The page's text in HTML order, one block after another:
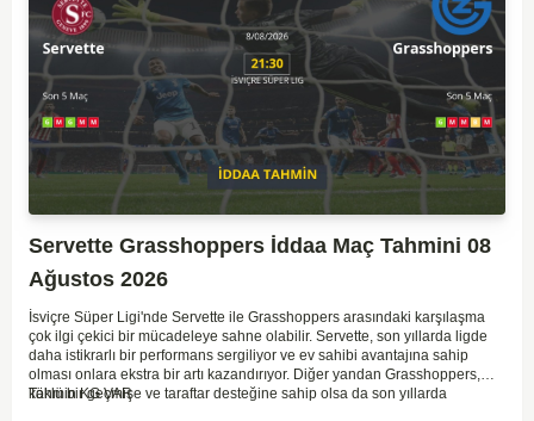
Servette Grasshoppers İddaa Maç Tahmini 08
Ağustos 2026
İsviçre Süper Ligi'nde Servette ile Grasshoppers arasındaki karşılaşma
çok ilgi çekici bir mücadeleye sahne olabilir. Servette, son yıllarda ligde
daha istikrarlı bir performans sergiliyor ve ev sahibi avantajına sahip
olması onlara ekstra bir artı kazandırıyor. Diğer yandan Grasshoppers,
köklü bir geçmişe ve taraftar desteğine sahip olsa da son yıllarda
Tahmin KG VAR